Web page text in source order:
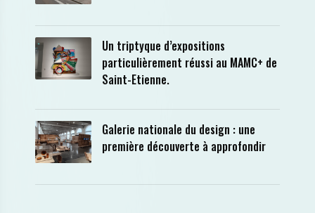
Un triptyque d’expositions
particulièrement réussi au MAMC+ de
Saint-Etienne.
Galerie nationale du design : une
première découverte à approfondir